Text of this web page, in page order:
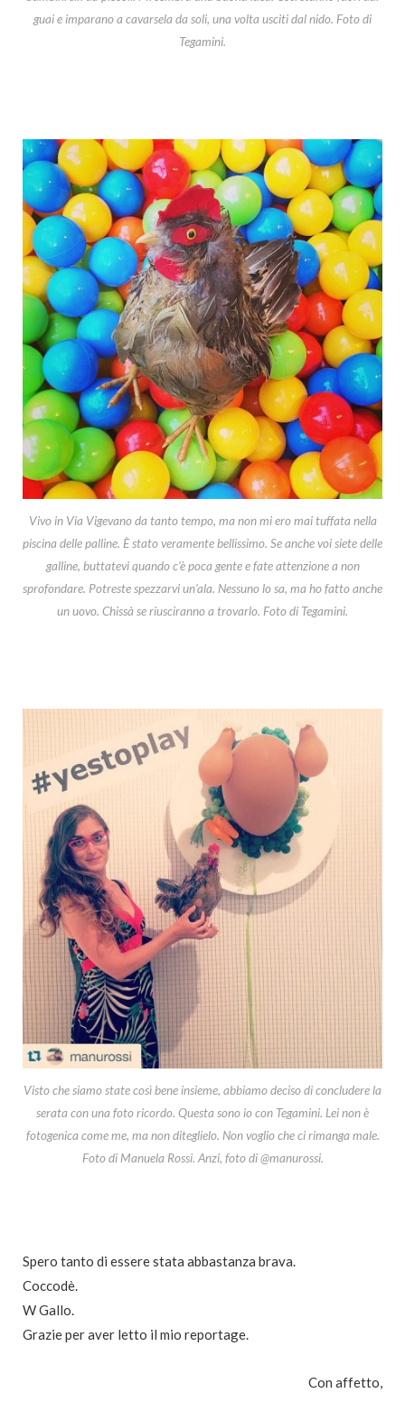
guai e imparano a cavarsela da soli, una volta usciti dal nido. Foto di
Tegamini.
Vivo in Via Vigevano da tanto tempo, ma non mi ero mai tuffata nella
piscina delle palline. È stato veramente bellissimo. Se anche voi siete delle
galline, buttatevi quando c’è poca gente e fate attenzione a non
sprofondare. Potreste spezzarvi un’ala. Nessuno lo sa, ma ho fatto anche
un uovo. Chissà se riusciranno a trovarlo. Foto di Tegamini.
Visto che siamo state così bene insieme, abbiamo deciso di concludere la
serata con una foto ricordo. Questa sono io con Tegamini. Lei non è
fotogenica come me, ma non diteglielo. Non voglio che ci rimanga male.
Foto di Manuela Rossi. Anzi, foto di @manurossi.
Spero tanto di essere stata abbastanza brava.
Coccodè.
W Gallo.
Grazie per aver letto il mio reportage.
Con affetto,